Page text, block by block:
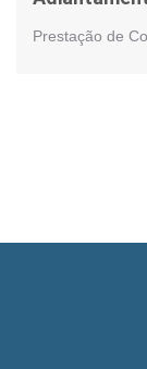
Prestação de